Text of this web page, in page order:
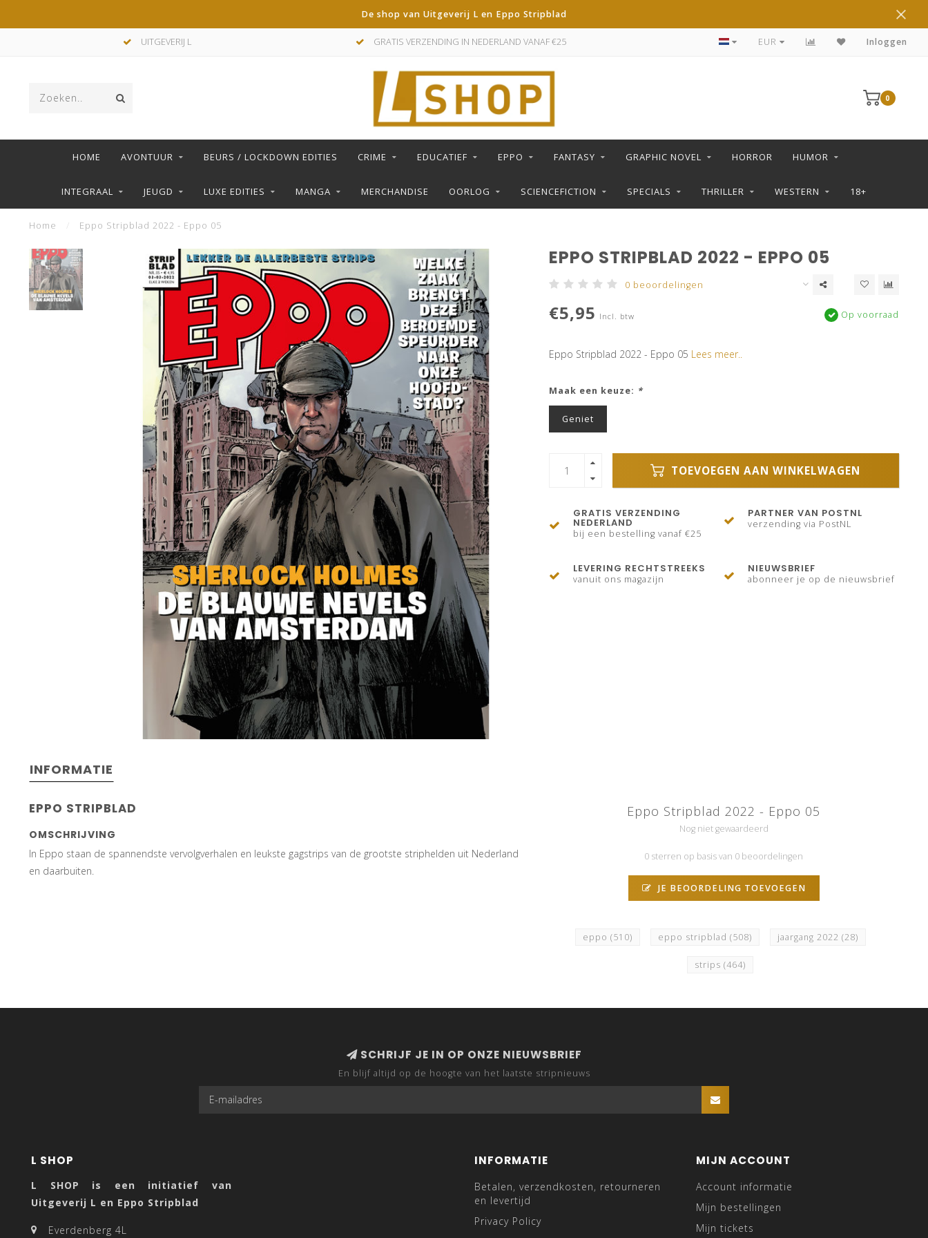
De shop van Uitgeverij L en Eppo Stripblad
UITGEVERIJ L GRATIS VERZENDING IN NEDERLAND VANAF €25 DE LEUKSTE STRIPS KOOP JE IN DE L SHOP
EUR Inloggen
0
HOME AVONTUUR BEURS / LOCKDOWN EDITIES CRIME EDUCATIEF EPPO FANTASY GRAPHIC NOVEL HORROR HUMOR
INTEGRAAL JEUGD LUXE EDITIES MANGA MERCHANDISE OORLOG SCIENCEFICTION SPECIALS THRILLER WESTERN 18+
Home Eppo Stripblad 2022 - Eppo 05
EPPO STRIPBLAD 2022 - EPPO 05
0 beoordelingen
€5,95 Incl. btw Op voorraad
Eppo Stripblad 2022 - Eppo 05 Lees meer..
Maak een keuze: *
Geniet
TOEVOEGEN AAN WINKELWAGEN
GRATIS VERZENDING
NEDERLAND
bij een bestelling vanaf €25
PARTNER VAN POSTNL
verzending via PostNL
LEVERING RECHTSTREEKS
vanuit ons magazijn
NIEUWSBRIEF
abonneer je op de nieuwsbrief
INFORMATIE
EPPO STRIPBLAD
OMSCHRIJVING
In Eppo staan de spannendste vervolgverhalen en leukste gagstrips van de grootste striphelden uit Nederland
en daarbuiten.
Eppo Stripblad 2022 - Eppo 05
Nog niet gewaardeerd
0 sterren op basis van 0 beoordelingen
JE BEOORDELING TOEVOEGEN
eppo (510) eppo stripblad (508) jaargang 2022 (28)
strips(464)
SCHRIJF JE IN OP ONZE NIEUWSBRIEF
En blijf altijd op de hoogte van het laatste stripnieuws
L SHOP
L SHOP is een initiatief van
Uitgeverij L en Eppo Stripblad
Everdenberg 4L
INFORMATIE
Betalen, verzendkosten, retourneren
en levertijd
Privacy Policy
MIJN ACCOUNT
Account informatie
Mijn bestellingen
Mijn tickets